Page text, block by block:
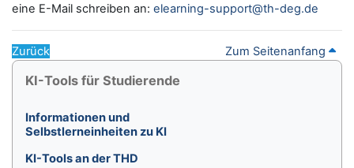
eine E-Mail schreiben an: elearning-support@th-deg.de
Zurück Zum Seitenanfang
Blöcke
KI-Tools für Studierende überspringen
KI-Tools für Studierende
Informationen und
Selbstlerneinheiten zu KI
KI-Tools an der THD